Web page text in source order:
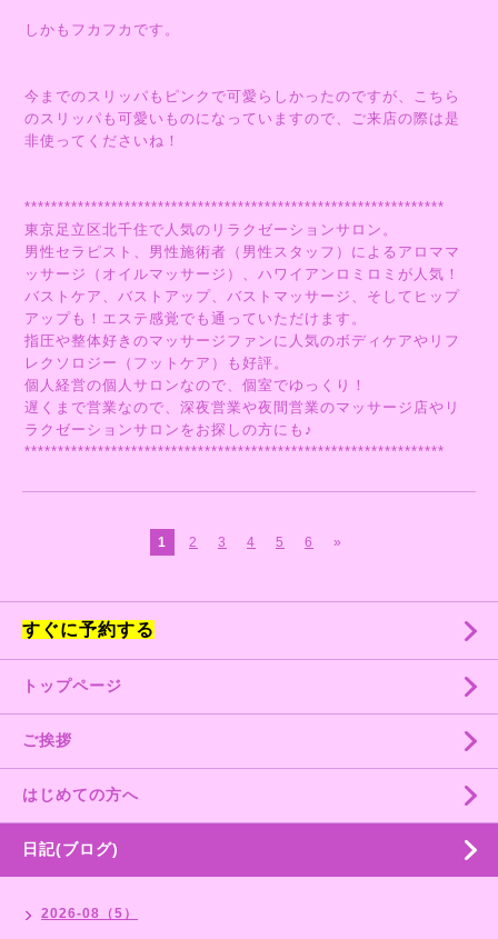
しかもフカフカです。
今までのスリッパもピンクで可愛らしかったのですが、こちら
のスリッパも可愛いものになっていますので、ご来店の際は是
非使ってくださいね！
***************************************************************
東京足立区北千住で人気のリラクゼーションサロン。
男性セラピスト、男性施術者（男性スタッフ）によるアロママ
ッサージ（オイルマッサージ）、ハワイアンロミロミが人気！
バストケア、バストアップ、バストマッサージ、そしてヒップ
アップも！エステ感覚でも通っていただけます。
指圧や整体好きのマッサージファンに人気のボディケアやリフ
レクソロジー（フットケア）も好評。
個人経営の個人サロンなので、個室でゆっくり！
遅くまで営業なので、深夜営業や夜間営業のマッサージ店やリ
ラクゼーションサロンをお探しの方にも♪
***************************************************************
1 2 3 4 5 6 »
すぐに予約する
トップページ
ご挨拶
はじめての方へ
日記(ブログ)
2026-08（5）